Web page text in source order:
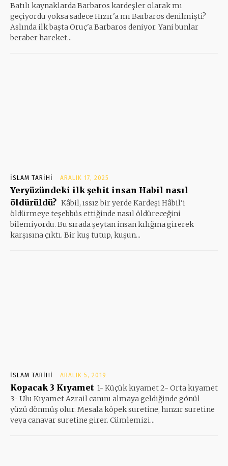
Batılı kaynaklarda Barbaros kardeşler olarak mı
geçiyordu yoksa sadece Hızır'a mı Barbaros denilmişti?
Aslında ilk başta Oruç'a Barbaros deniyor. Yani bunlar
beraber hareket...
İSLAM TARIHI ARALIK 17, 2025
Yeryüzündeki ilk şehit insan Habil nasıl
öldürüldü? Kâbil, ıssız bir yerde Kardeşi Hâbil'i
öldürmeye teşebbüs ettiğinde nasıl öldüreceğini
bilemiyordu. Bu sırada şeytan insan kılığına girerek
karşısına çıktı. Bir kuş tutup, kuşun...
İSLAM TARIHI ARALIK 5, 2019
Kopacak 3 Kıyamet 1- Küçük kıyamet 2- Orta kıyamet
3- Ulu Kıyamet Azrail canını almaya geldiğinde gönül
yüzü dönmüş olur. Mesala köpek suretine, hınzır suretine
veya canavar suretine girer. Cümlemizi...